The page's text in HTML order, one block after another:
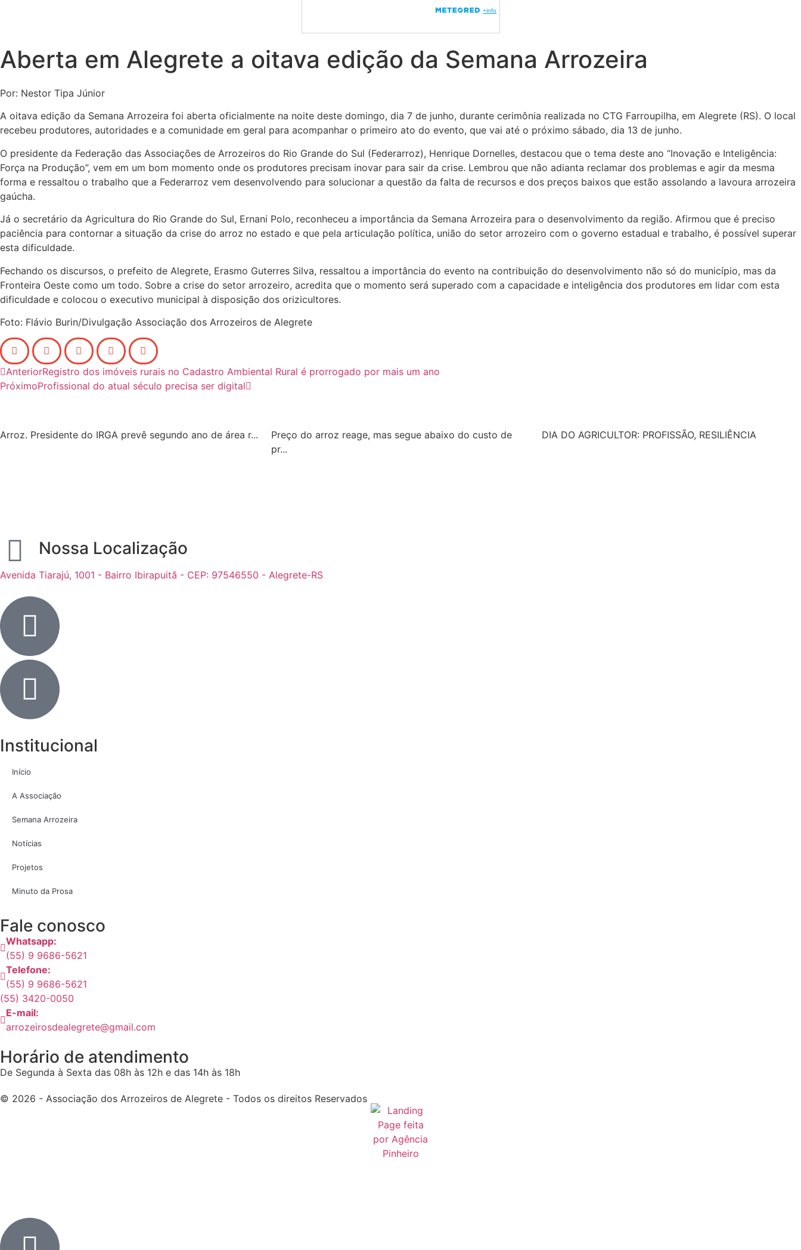
Aberta em Alegrete a oitava edição da Semana Arrozeira
Por: Nestor Tipa Júnior
A oitava edição da Semana Arrozeira foi aberta oficialmente na noite deste domingo, dia 7 de junho, durante cerimônia realizada no CTG Farroupilha, em Alegrete (RS). O local
recebeu produtores, autoridades e a comunidade em geral para acompanhar o primeiro ato do evento, que vai até o próximo sábado, dia 13 de junho.
O presidente da Federação das Associações de Arrozeiros do Rio Grande do Sul (Federarroz), Henrique Dornelles, destacou que o tema deste ano “Inovação e Inteligência:
Força na Produção”, vem em um bom momento onde os produtores precisam inovar para sair da crise. Lembrou que não adianta reclamar dos problemas e agir da mesma
forma e ressaltou o trabalho que a Federarroz vem desenvolvendo para solucionar a questão da falta de recursos e dos preços baixos que estão assolando a lavoura arrozeira
gaúcha.
Já o secretário da Agricultura do Rio Grande do Sul, Ernani Polo, reconheceu a importância da Semana Arrozeira para o desenvolvimento da região. Afirmou que é preciso
paciência para contornar a situação da crise do arroz no estado e que pela articulação política, união do setor arrozeiro com o governo estadual e trabalho, é possível superar
esta dificuldade.
Fechando os discursos, o prefeito de Alegrete, Erasmo Guterres Silva, ressaltou a importância do evento na contribuição do desenvolvimento não só do município, mas da
Fronteira Oeste como um todo. Sobre a crise do setor arrozeiro, acredita que o momento será superado com a capacidade e inteligência dos produtores em lidar com esta
dificuldade e colocou o executivo municipal à disposição dos orizicultores.
Foto: Flávio Burin/Divulgação Associação dos Arrozeiros de Alegrete
AnteriorRegistro dos imóveis rurais no Cadastro Ambiental Rural é prorrogado por mais um ano
PróximoProfissional do atual século precisa ser digital
Arroz. Presidente do IRGA prevê segundo ano de área r...
Preço do arroz reage, mas segue abaixo do custo de
pr...
DIA DO AGRICULTOR: PROFISSÃO, RESILIÊNCIA
Nossa Localização
Avenida Tiarajú, 1001 - Bairro Ibirapuitã - CEP: 97546550 - Alegrete-RS
Institucional
Início
A Associação
Semana Arrozeira
Notícias
Projetos
Minuto da Prosa
Fale conosco
Whatsapp:
(55) 9 9686-5621
Telefone:
(55) 9 9686-5621
(55) 3420-0050
E-mail:
arrozeirosdealegrete@gmail.com
Horário de atendimento
De Segunda à Sexta das 08h às 12h e das 14h às 18h
© 2026 - Associação dos Arrozeiros de Alegrete - Todos os direitos Reservados